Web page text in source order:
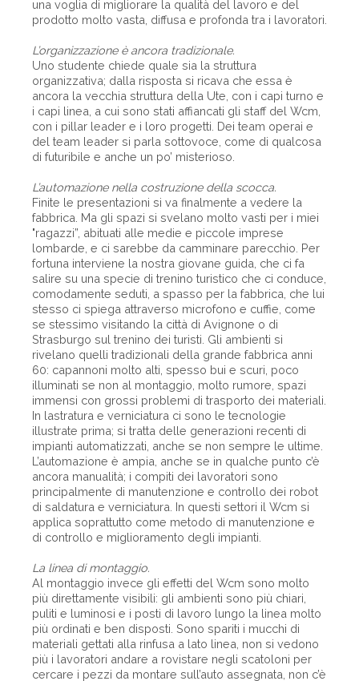
una voglia di migliorare la qualità del lavoro e del
prodotto molto vasta, diffusa e profonda tra i lavoratori.
L’organizzazione è ancora tradizionale.
Uno studente chiede quale sia la struttura
organizzativa; dalla risposta si ricava che essa è
ancora la vecchia struttura della Ute, con i capi turno e
i capi linea, a cui sono stati affiancati gli staff del Wcm,
con i pillar leader e i loro progetti. Dei team operai e
del team leader si parla sottovoce, come di qualcosa
di futuribile e anche un po’ misterioso.
L’automazione nella costruzione della scocca.
Finite le presentazioni si va finalmente a vedere la
fabbrica. Ma gli spazi si svelano molto vasti per i miei
"ragazzi”, abituati alle medie e piccole imprese
lombarde, e ci sarebbe da camminare parecchio. Per
fortuna interviene la nostra giovane guida, che ci fa
salire su una specie di trenino turistico che ci conduce,
comodamente seduti, a spasso per la fabbrica, che lui
stesso ci spiega attraverso microfono e cuffie, come
se stessimo visitando la città di Avignone o di
Strasburgo sul trenino dei turisti. Gli ambienti si
rivelano quelli tradizionali della grande fabbrica anni
60: capannoni molto alti, spesso bui e scuri, poco
illuminati se non al montaggio, molto rumore, spazi
immensi con grossi problemi di trasporto dei materiali.
In lastratura e verniciatura ci sono le tecnologie
illustrate prima; si tratta delle generazioni recenti di
impianti automatizzati, anche se non sempre le ultime.
L’automazione è ampia, anche se in qualche punto c’è
ancora manualità; i compiti dei lavoratori sono
principalmente di manutenzione e controllo dei robot
di saldatura e verniciatura. In questi settori il Wcm si
applica soprattutto come metodo di manutenzione e
di controllo e miglioramento degli impianti.
La linea di montaggio.
Al montaggio invece gli effetti del Wcm sono molto
più direttamente visibili: gli ambienti sono più chiari,
puliti e luminosi e i posti di lavoro lungo la linea molto
più ordinati e ben disposti. Sono spariti i mucchi di
materiali gettati alla rinfusa a lato linea, non si vedono
più i lavoratori andare a rovistare negli scatoloni per
cercare i pezzi da montare sull’auto assegnata, non c’è